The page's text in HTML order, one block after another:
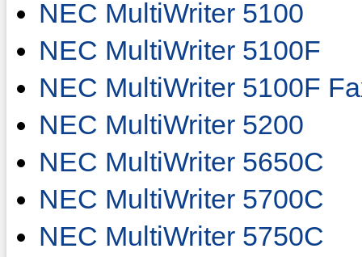
NEC MultiWriter 5100
NEC MultiWriter 5100F
NEC MultiWriter 5100F
NEC MultiWriter 5200
NEC MultiWriter 5650C
NEC MultiWriter 5700C
NEC MultiWriter 5750C